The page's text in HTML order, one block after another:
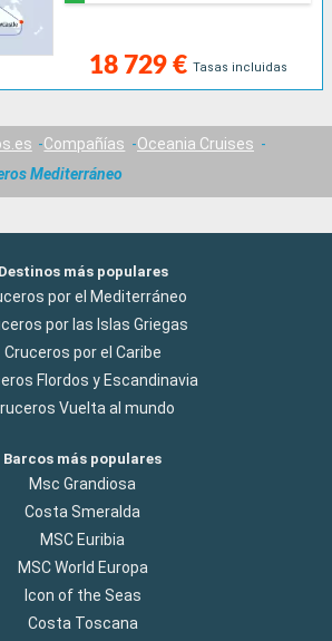
18 729 € Tasas incluidas
Compañías
Oceania Cruises
Mediterráneo
Destinos más populares
por el Mediterráneo
por las Islas Griegas
Cruceros por el Caribe
Flordos y Escandinavia
Vuelta al mundo
Barcos más populares
Msc Grandiosa
Costa Smeralda
MSC Euribia
MSC World Europa
Icon of the Seas
Costa Toscana